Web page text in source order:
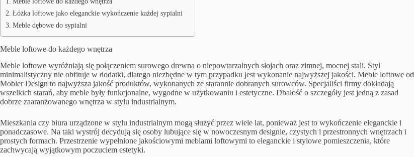
Łóżka loftowe jako eleganckie wykończenie każdej sypialni
Meble dębowe do sypialni
Meble loftowe do każdego wnętrza
Meble loftowe wyróżniają się połączeniem surowego drewna o niepowtarzalnych słojach oraz zimnej, mocnej stali. Styl
minimalistyczny nie obfituje w dodatki, dlatego niezbędne w tym przypadku jest wykonanie najwyższej jakości. Meble loftowe od
Mobler Design to najwyższa jakość produktów, wykonanych ze starannie dobranych surowców. Specjaliści firmy dokładają
wszelkich starań, aby meble były funkcjonalne, wygodne w użytkowaniu i estetyczne. Dbałość o szczegóły jest jedną z zasad
dobrze zaaranżowanego wnętrza w stylu industrialnym.
Mieszkania czy biura urządzone w stylu industrialnym mogą służyć przez wiele lat, ponieważ jest to wykończenie eleganckie i
ponadczasowe. Na taki wystrój decydują się osoby lubujące się w nowoczesnym designie, czystych i przestronnych wnętrzach i
prostych formach. Przestrzenie wypełnione jakościowymi meblami loftowymi to eleganckie i stylowe pomieszczenia, które
zachwycają wyjątkowym poczuciem estetyki.